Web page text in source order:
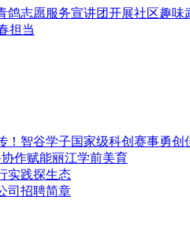
志愿服务宣讲团开展社区趣味
担当
！智谷学子国家级科创赛事勇创
作赋能丽江学前美育
实践探生态
司招聘简章